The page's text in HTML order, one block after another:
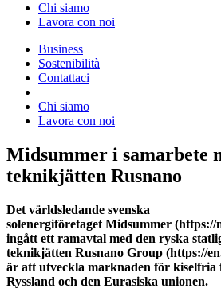
Chi siamo
Lavora con noi
Business
Sostenibilità
Contattaci
Chi siamo
Lavora con noi
Midsummer i samarbete
teknikjätten Rusnano
Det världsledande svenska
solenergiföretaget Midsummer (https://
ingått ett ramavtal med den ryska
teknikjätten Rusnano Group (https://
är att utveckla marknaden för kiselfria
Ryssland och den Eurasiska unionen.